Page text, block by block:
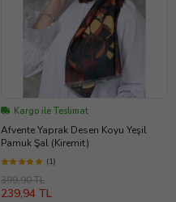
Kargo ile Teslimat
Afvente Yaprak Desen Koyu Yeşil
Pamuk Şal (Kiremit)
(1)
399,90 TL
239,94 TL